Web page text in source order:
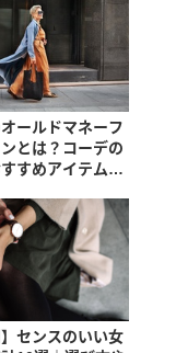
ールドマネーフ
とは？コーデの
すめアイテムを
】センスのいい女